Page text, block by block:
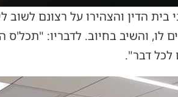
בית הדין והצהירו על רצונם
והשיב בחיוב. לדבריו: "תכל'ס
לכל דבר".